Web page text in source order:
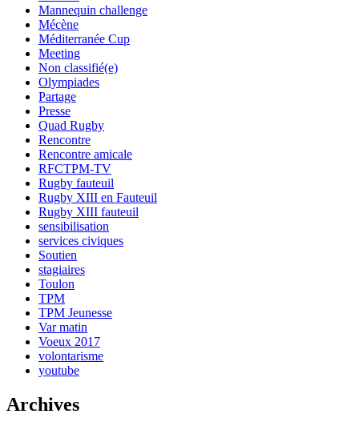
Mannequin challenge
Mécène
Méditerranée Cup
Meeting
Non classifié(e)
Olympiades
Partage
Presse
Quad Rugby
Rencontre
Rencontre amicale
RFCTPM-TV
Rugby fauteuil
Rugby XIII en Fauteuil
Rugby XIII fauteuil
sensibilisation
services civiques
Soutien
stagiaires
Toulon
TPM
TPM Jeunesse
Var matin
Voeux 2017
volontarisme
youtube
Archives